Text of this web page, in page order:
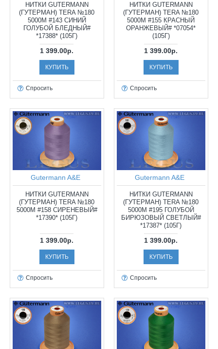
НИТКИ GUTERMANN
(ГУТЕРМАН) TERA №180
5000М #143 СИНИЙ
ГОЛУБОЙ БЛЕДНЫЙ#
*17388* (105Г)
1 399.00р.
КУПИТЬ
Спросить
НИТКИ GUTERMANN
(ГУТЕРМАН) TERA №180
5000М #155 КРАСНЫЙ
ОРАНЖЕВЫЙ# *07054*
(105Г)
1 399.00р.
КУПИТЬ
Спросить
Gutermann A&E
НИТКИ GUTERMANN
(ГУТЕРМАН) TERA №180
5000М #158 СИРЕНЕВЫЙ#
*17390* (105Г)
1 399.00р.
КУПИТЬ
Спросить
Gutermann A&E
НИТКИ GUTERMANN
(ГУТЕРМАН) TERA №180
5000М #195 ГОЛУБОЙ
БИРЮЗОВЫЙ СВЕТЛЫЙ#
*17387* (105Г)
1 399.00р.
КУПИТЬ
Спросить